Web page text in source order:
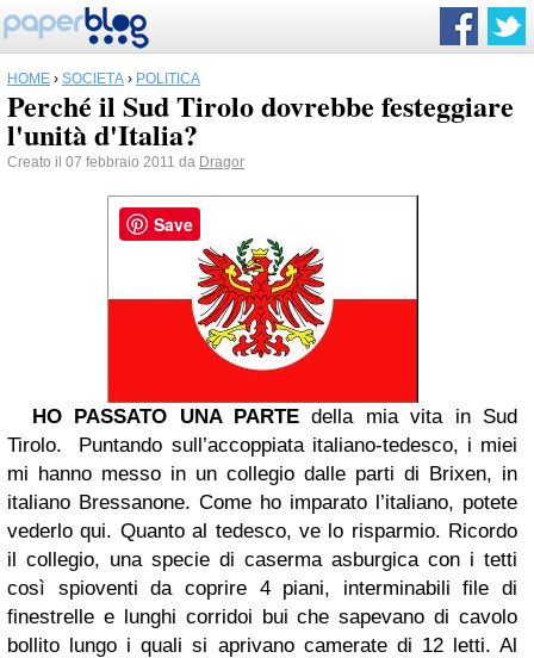
HOME › SOCIETÀ › POLITICA
Perché il Sud Tirolo dovrebbe festeggiare
l'unità d'Italia?
Creato il 07 febbraio 2011 da Dragor
HO PASSATO UNA PARTE della mia vita in Sud
Tirolo. Puntando sull’accoppiata italiano-tedesco, i miei
mi hanno messo in un collegio dalle parti di Brixen, in
italiano Bressanone. Come ho imparato l’italiano, potete
vederlo qui. Quanto al tedesco, ve lo risparmio. Ricordo
il collegio, una specie di caserma asburgica con i tetti
così spioventi da coprire 4 piani, interminabili file di
finestrelle e lunghi corridoi bui che sapevano di cavolo
bollito lungo i quali si aprivano camerate di 12 letti. Al
Save